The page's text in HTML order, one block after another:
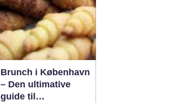
både lokale...
Brunch i København
– Den ultimative
guide til